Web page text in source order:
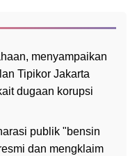
menyampaikan
Tipikor Jakarta
dugaan korupsi
publik "bensin
dan mengklaim